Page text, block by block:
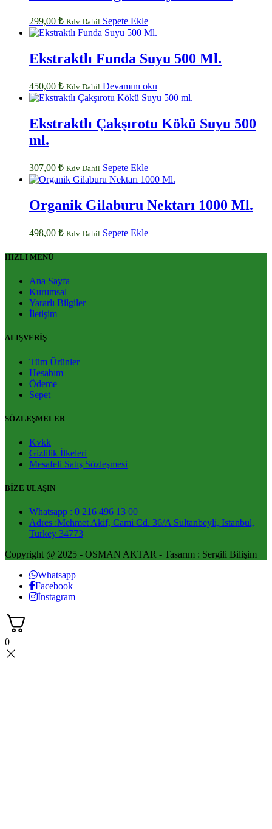
299,00 ₺ Kdv Dahil Sepete Ekle
Ekstraktlı Funda Suyu 500 Ml.
450,00 ₺ Kdv Dahil Devamını oku
Ekstraktlı Çakşırotu Kökü Suyu 500
ml.
307,00 ₺ Kdv Dahil Sepete Ekle
Organik Gilaburu Nektarı 1000 Ml.
498,00 ₺ Kdv Dahil Sepete Ekle
HIZLI MENÜ
Ana Sayfa
Kurumsal
Yararlı Bilgiler
İletişim
ALIŞVERİŞ
Tüm Ürünler
Hesabım
Ödeme
Sepet
SÖZLEŞMELER
Kvkk
Gizlilik İlkeleri
Mesafeli Satış Sözleşmesi
BİZE ULAŞIN
Whatsapp : 0 216 496 13 00
Adres :Mehmet Akif, Cami Cd. 36/A Sultanbeyli, Istanbul,
Turkey 34773
Copyright @ 2025 - OSMAN AKTAR - Tasarım : Sergili Bilişim
Whatsapp
Facebook
İnstagram
0